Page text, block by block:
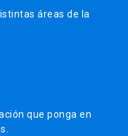
áreas de la
que ponga en